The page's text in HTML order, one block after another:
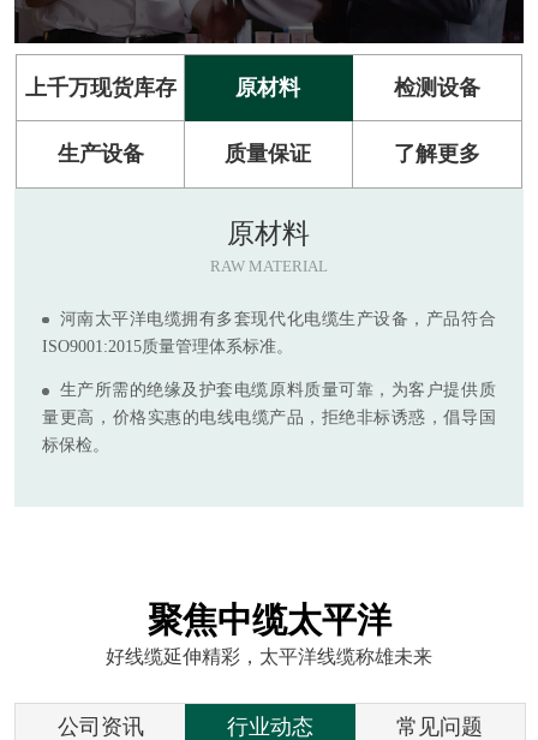
上千万现货库存 原材料 检测设备
生产设备 质量保证 了解更多
原材料
RAW MATERIAL
河南太平洋电缆拥有多套现代化电缆生产设备，产品符合
ISO9001:2015质量管理体系标准。
生产所需的绝缘及护套电缆原料质量可靠，为客户提供质
量更高，价格实惠的电线电缆产品，拒绝非标诱惑，倡导国
标保检。
聚焦中缆太平洋
好线缆延伸精彩，太平洋线缆称雄未来
公司资讯 行业动态 常见问题